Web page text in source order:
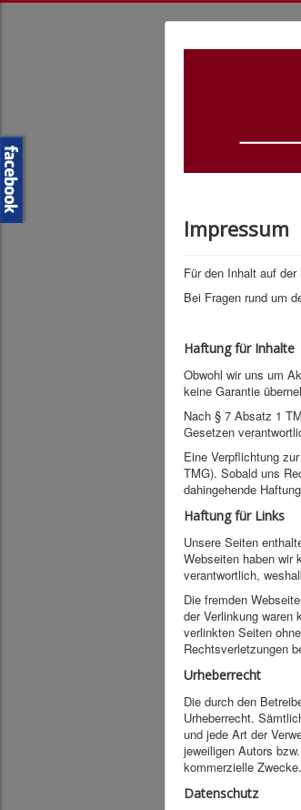
Impressum
Für den Inhalt auf
Bei Fragen rund um
Haftung für Inhalte
Obwohl wir uns um
keine Garantie
Nach § 7 Absatz 1
Gesetzen
Eine Verpflichtung
TMG). Sobald uns
dahingehende
Haftung für Links
Unsere Seiten
Webseiten haben wir
verantwortlich,
Die fremden
der Verlinkung waren
verlinkten Seiten
Rechtsverletzungen
Urheberrecht
Die durch den
Urheberrecht.
und jede Art der
jeweiligen Autors
kommerzielle Zwecke.
Datenschutz